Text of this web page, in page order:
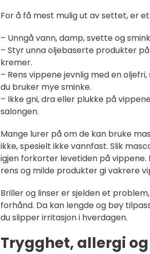
For å få mest mulig ut av settet, er
– Unngå vann, damp, svette og
– Styr unna oljebaserte produkter
kremer.
– Rens vippene jevnlig med en
du bruker mye sminke.
– Ikke gni, dra eller plukke på
salongen.
Mange lurer på om de kan bruke
ikke, spesielt ikke vannfast. Slik
igjen forkorter levetiden på
rens og milde produkter gi vakrere
Briller og linser er sjelden et
forhånd. Da kan lengde og bøy
du slipper irritasjon i hverdagen.
Trygghet, allergi